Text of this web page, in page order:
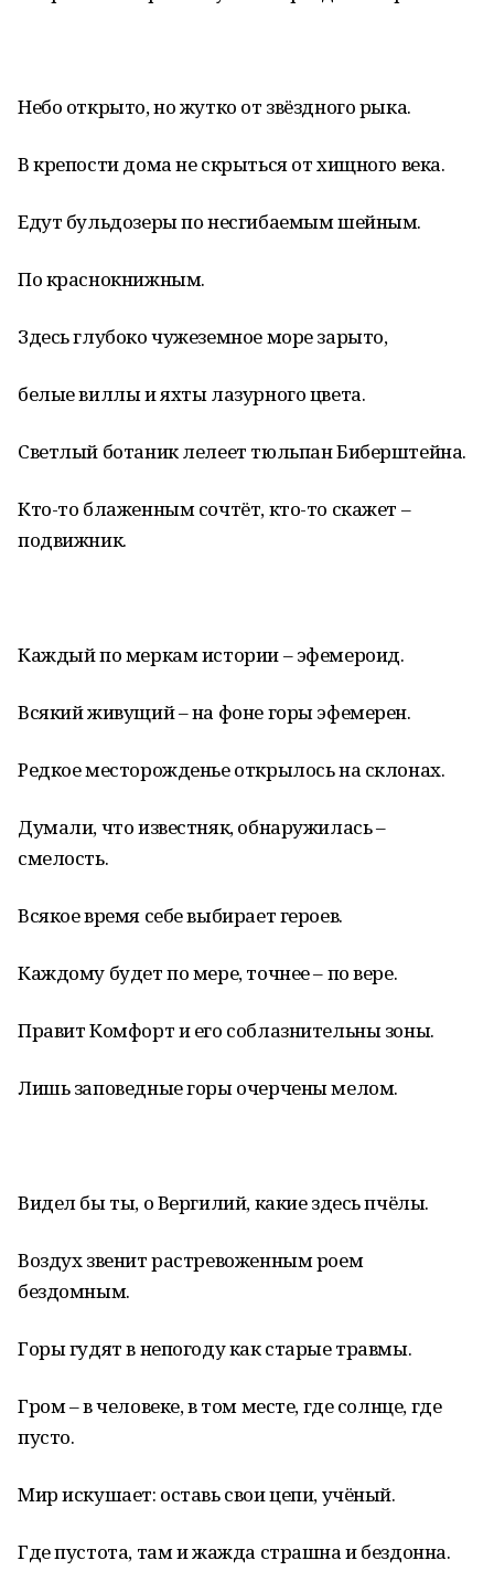
Небо открыто, но жутко от звёздного рыка.
В крепости дома не скрыться от хищного века.
Едут бульдозеры по несгибаемым шейным.
По краснокнижным.
Здесь глубоко чужеземное море зарыто,
белые виллы и яхты лазурного цвета.
Светлый ботаник лелеет тюльпан Биберштейна.
Кто-то блаженным сочтёт, кто-то скажет –
подвижник.
Каждый по меркам истории – эфемероид.
Всякий живущий – на фоне горы эфемерен.
Редкое месторожденье открылось на склонах.
Думали, что известняк, обнаружилась –
смелость.
Всякое время себе выбирает героев.
Каждому будет по мере, точнее – по вере.
Правит Комфорт и его соблазнительны зоны.
Лишь заповедные горы очерчены мелом.
Видел бы ты, о Вергилий, какие здесь пчёлы.
Воздух звенит растревоженным роем
бездомным.
Горы гудят в непогоду как старые травмы.
Гром – в человеке, в том месте, где солнце, где
пусто.
Мир искушает: оставь свои цепи, учёный.
Где пустота, там и жажда страшна и бездонна.